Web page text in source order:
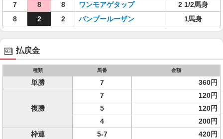
7
8 8 ワンモアゲタップ
2 1/2馬身
8
2 2 バンブールーザン 1馬身
払戻金
種類 馬番 金額
単勝 7 360円
複勝
7
120円
5
120円
4
200円
枠連
5-7 420円